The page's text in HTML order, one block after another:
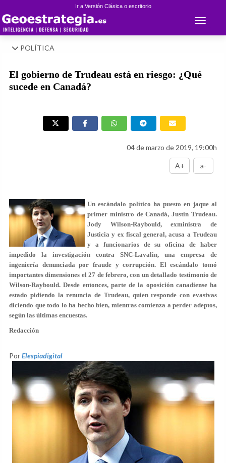
Ir a Versión Clásica o escritorio
Toggle
POLÍTICA
El gobierno de Trudeau está en riesgo: ¿Qué
sucede en Canadá?
04 de marzo de 2019, 19:00h
A+ a-
Un escándalo político ha puesto en jaque al
primer ministro de Canadá, Justin Trudeau.
Jody Wilson-Raybould, exministra de
Justicia y ex fiscal general, acusa a Trudeau
y a funcionarios de su oficina de haber
impedido la investigación contra SNC-Lavalin, una empresa de
ingeniería denunciada por fraude y corrupción. El escándalo tomó
importantes dimensiones el 27 de febrero, con un detallado testimonio de
Wilson-Raybould. Desde entonces, parte de la oposición canadiense ha
estado pidiendo la renuncia de Trudeau, quien responde con evasivas
diciendo que todo lo ha hecho bien, mientras comienza a perder adeptos,
según las últimas encuestas.
Redacción
PorElespiadigital